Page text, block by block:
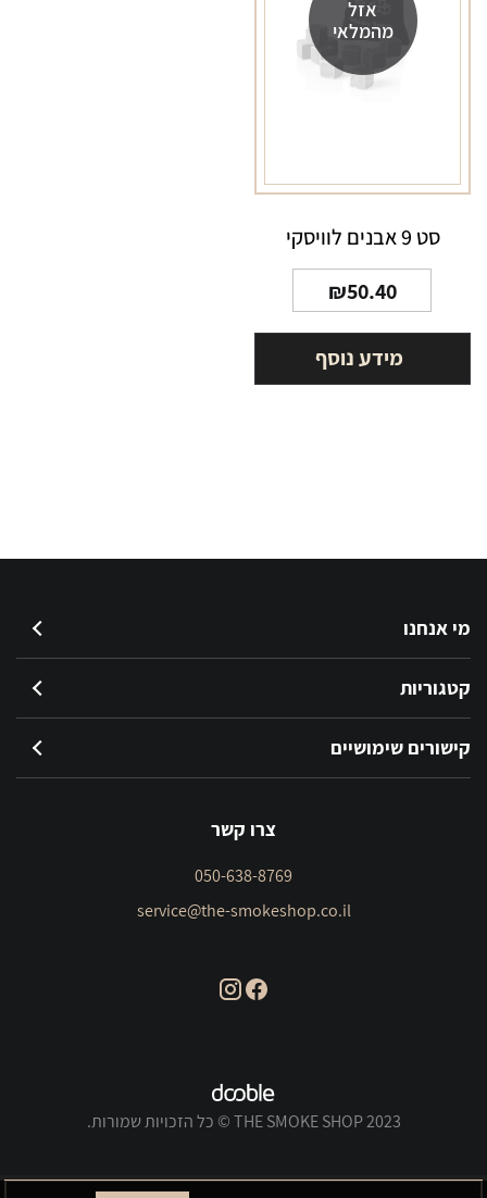
אזל
מהמלאי
סט 9 אבנים לוויסקי
₪50.40
מידע נוסף
מי אנחנו
קטגוריות
קישורים שימושיים
צרו קשר
050-638-8769
service@the-smokeshop.co.il
THE SMOKE SHOP 2023 © כל הזכויות שמורות.